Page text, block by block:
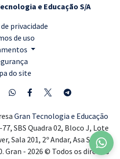
e Educação S/A
privacidade
de uso
do site
Gran Tecnologia e Educação
SBS Quadra 02, Bloco J, Lote
Sala 201, 2º Andar, Asa Sul,
Gran - 2026 © Todos os direitos